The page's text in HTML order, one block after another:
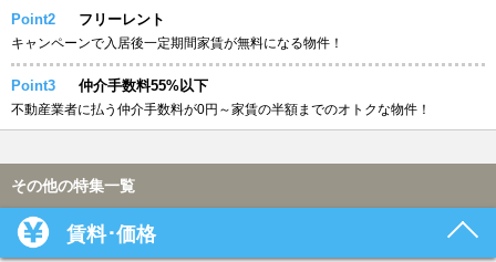
Point2 フリーレント
キャンペーンで入居後一定期間家賃が無料になる物件！
Point3 仲介手数料55%以下
不動産業者に払う仲介手数料が0円～家賃の半額までのオトクな物件！
その他の特集一覧
賃料･価格